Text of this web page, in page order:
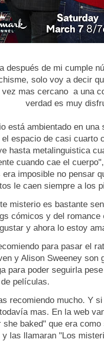
después de mi cumple
solo voy a decir
mas cercano a una
verdad es muy
está ambientado en
espacio de casi cuarto
hasta metalinguistica
cuando cae el
era imposible no pensar
le caen siempre a los
misterio es bastante
cómicos y del
y ahora lo estoy
para pasar el
y Alison Sweeney son
para poder seguirla
películas.
recomiendo mucho. Y
mas. En la web
baked" que era
y las llamaran "Los